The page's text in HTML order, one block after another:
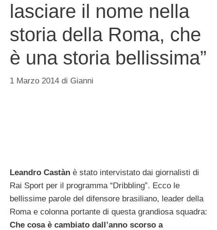
lasciare il nome nella
storia della Roma, che
è una storia bellissima”
1 Marzo 2014 di Gianni
Leandro Castàn è stato intervistato dai giornalisti di
Rai Sport per il programma “Dribbling”. Ecco le
bellissime parole del difensore brasiliano, leader della
Roma e colonna portante di questa grandiosa squadra:
Che cosa è cambiato dall’anno scorso a